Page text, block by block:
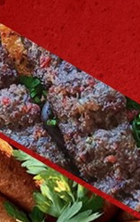
KADIN-YAŞAM
makinesi des...